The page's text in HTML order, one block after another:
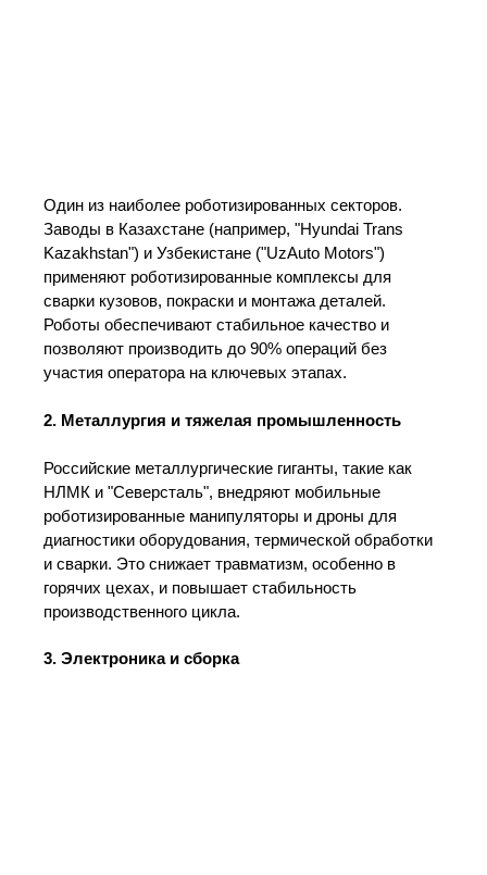
Один из наиболее роботизированных секторов.
Заводы в Казахстане (например, "Hyundai Trans
Kazakhstan") и Узбекистане ("UzAuto Motors")
применяют роботизированные комплексы для
сварки кузовов, покраски и монтажа деталей.
Роботы обеспечивают стабильное качество и
позволяют производить до 90% операций без
участия оператора на ключевых этапах.
2. Металлургия и тяжелая промышленность
Российские металлургические гиганты, такие как
НЛМК и "Северсталь", внедряют мобильные
роботизированные манипуляторы и дроны для
диагностики оборудования, термической обработки
и сварки. Это снижает травматизм, особенно в
горячих цехах, и повышает стабильность
производственного цикла.
3. Электроника и сборка